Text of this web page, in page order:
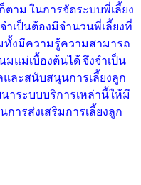
ตาม ในการจัดระบบพี่เลี้ยง
เป็นต้องมีจำนวนพี่เลี้ยงที่
ทั้งมีความรู้ความสามารถ
แม่เบื้องต้นได้ จึงจำเป็น
ละสนับสนุนการเลี้ยงลูก
าระบบบริการเหล่านี้ให้มี
ารส่งเสริมการเลี้ยงลูก